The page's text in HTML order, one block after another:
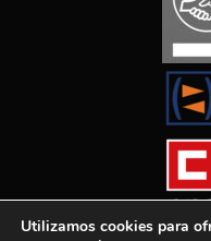
Utilizamos cookies para